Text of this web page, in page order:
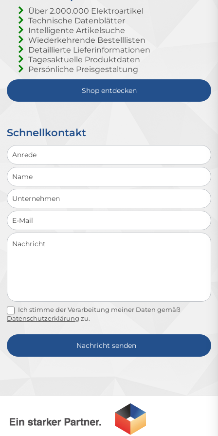
Über 2.000.000 Elektroartikel
Technische Datenblätter
Intelligente Artikelsuche
Wiederkehrende Bestelllisten
Detaillierte Lieferinformationen
Tagesaktuelle Produktdaten
Persönliche Preisgestaltung
Shop entdecken
Schnellkontakt
Schnellkontakt
Ich stimme der Verarbeitung meiner Daten gemäß
Datenschutzerklärung zu.
Nachricht senden